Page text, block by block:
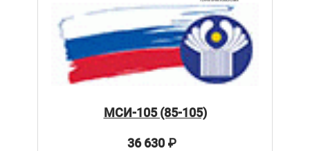
МСИ-105 (85-105)
36 630₽